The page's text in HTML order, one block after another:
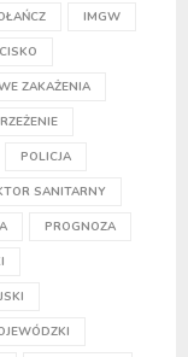
IMGW
ZAKAŻENIA
POLICJA
SANITARNY
PROGNOZA